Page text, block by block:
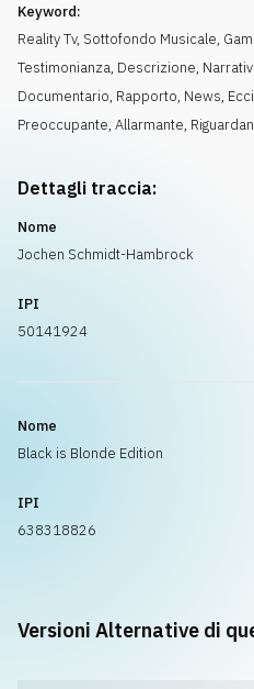
Keyword:
Reality Tv, Sottofondo Musicale,
Testimonianza, Descrizione,
Documentario, Rapporto, News,
Preoccupante, Allarmante,
Dettagli traccia:
Nome
Jochen Schmidt-Hambrock
IPI
50141924
Nome
Black is Blonde Edition
IPI
638318826
Versioni Alternative di